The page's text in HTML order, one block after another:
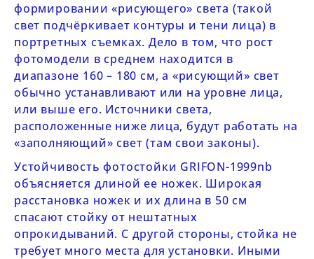
формировании «рисующего» света (такой
свет подчёркивает контуры и тени лица) в
портретных съемках. Дело в том, что рост
фотомодели в среднем находится в
диапазоне 160 – 180 см, а «рисующий» свет
обычно устанавливают или на уровне лица,
или выше его. Источники света,
расположенные ниже лица, будут работать на
«заполняющий» свет (там свои законы).
Устойчивость фотостойки GRIFON-1999nb
объясняется длиной ее ножек. Широкая
расстановка ножек и их длина в 50 см
спасают стойку от нештатных
опрокидываний. С другой стороны, стойка не
требует много места для установки. Иными